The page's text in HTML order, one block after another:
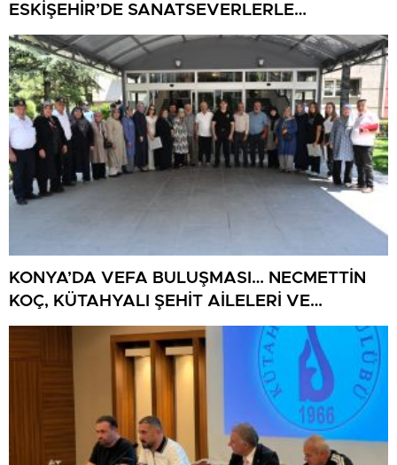
ESKİŞEHİR’DE SANATSEVERLERLE
BULUŞUYOR
KONYA’DA VEFA BULUŞMASI… NECMETTİN
KOÇ, KÜTAHYALI ŞEHİT AİLELERİ VE
GAZİLERİ AĞIRLADI